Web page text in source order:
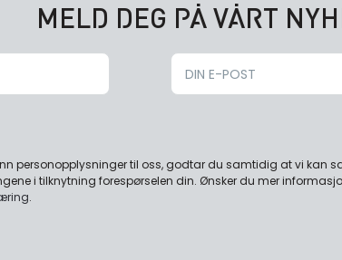
MELD DEG PÅ VÅRT
personopplysninger til oss, godtar du samtidig at vi kan
i tilknytning forespørselen din. Ønsker du mer
.